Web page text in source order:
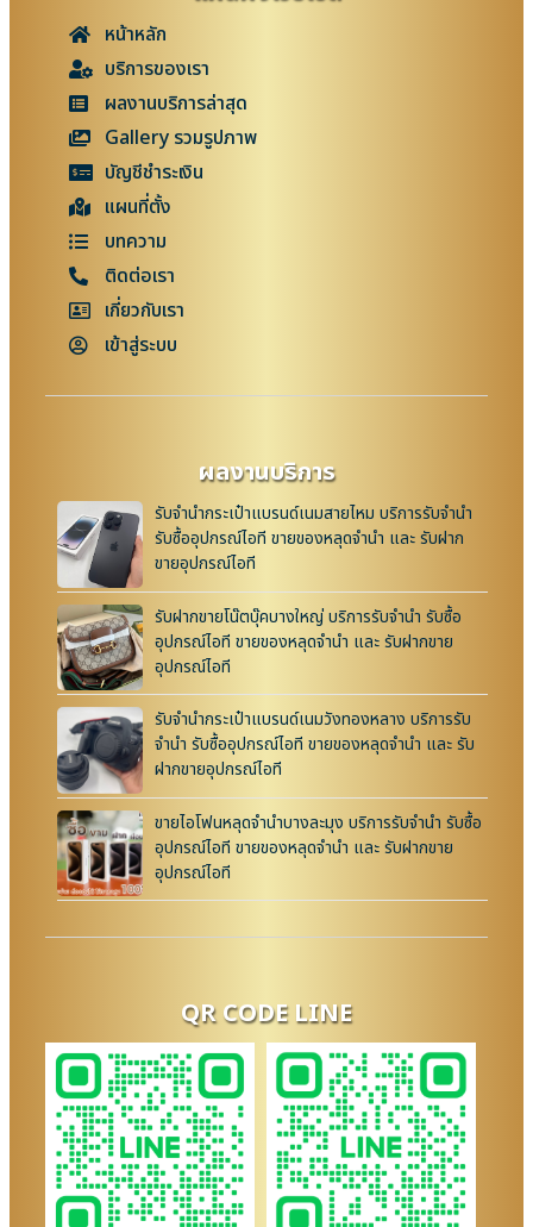
หน้าหลัก
บริการของเรา
ผลงานบริการล่าสุด
Gallery รวมรูปภาพ
บัญชีชำระเงิน
แผนที่ตั้ง
บทความ
ติดต่อเรา
เกี่ยวกับเรา
เข้าสู่ระบบ
ผลงานบริการ
รับจำนำกระเป๋าแบรนด์เนมสายไหม บริการรับจำนำ
รับซื้ออุปกรณ์ไอที ขายของหลุดจำนำ และ รับฝาก
ขายอุปกรณ์ไอที
รับฝากขายโน๊ตบุ๊คบางใหญ่ บริการรับจำนำ รับซื้อ
อุปกรณ์ไอที ขายของหลุดจำนำ และ รับฝากขาย
อุปกรณ์ไอที
รับจำนำกระเป๋าแบรนด์เนมวังทองหลาง บริการรับ
จำนำ รับซื้ออุปกรณ์ไอที ขายของหลุดจำนำ และ รับ
ฝากขายอุปกรณ์ไอที
ขายไอโฟนหลุดจำนำบางละมุง บริการรับจำนำ รับซื้อ
อุปกรณ์ไอที ขายของหลุดจำนำ และ รับฝากขาย
อุปกรณ์ไอที
QR CODE LINE